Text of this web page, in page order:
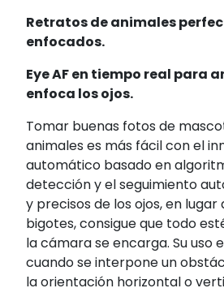
Retratos de animales
enfocados.
Eye AF en tiempo real para
enfoca los ojos.
Tomar buenas fotos de
animales es más fácil con el
automático basado en
detección y el seguimiento
y precisos de los ojos, en lugar
bigotes, consigue que todo
la cámara se encarga. Su uso
cuando se interpone un
la orientación horizontal o